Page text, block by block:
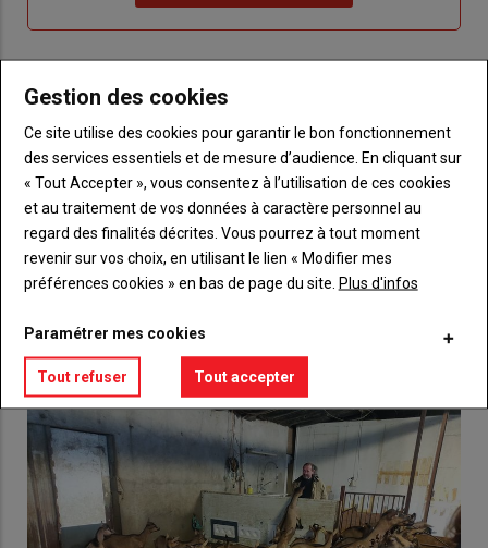
de
passe"
me
connecte"
Sous-
Vous n'êtes pas abonné(e)
TITRE CRÉEZ UN COMPTE
BodyChoisissez votre formule et créez votre
compte pour accéder à tout {nom-site}.
Lien Créez un compte
Gestion des cookies
Ce site utilise des cookies pour garantir le bon fonctionnement
des services essentiels et de mesure d’audience. En cliquant sur
« Tout Accepter », vous consentez à l’utilisation de ces cookies
et au traitement de vos données à caractère personnel au
regard des finalités décrites. Vous pourrez à tout moment
revenir sur vos choix, en utilisant le lien « Modifier mes
préférences cookies » en bas de page du site. Plus d'infos
Paramétrer mes cookies
Tout refuser Tout accepter